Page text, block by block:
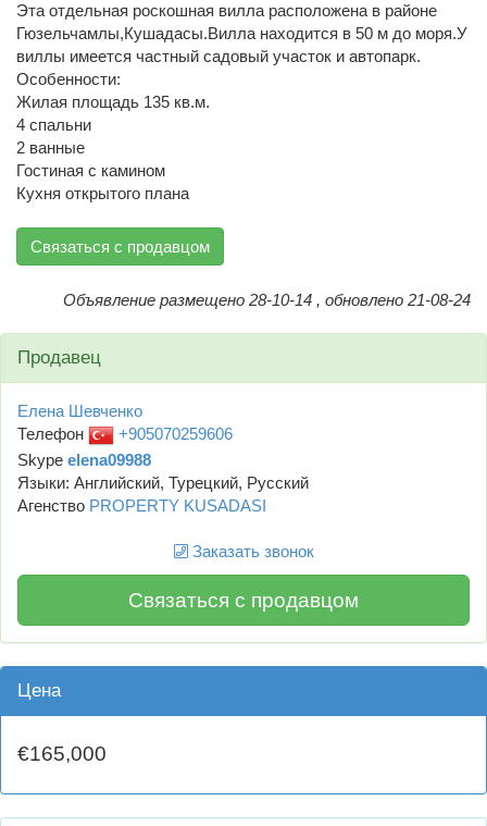
Эта отдельная роскошная вилла расположена в районе
Гюзельчамлы,Кушадасы.Вилла находится в 50 м до моря.У
виллы имеется частный садовый участок и автопарк.
Особенности:
Жилая площадь 135 кв.м.
4 спальни
2 ванные
Гостиная с камином
Кухня открытого плана
Связаться с продавцом
Объявление размещено 28-10-14 , обновлено 21-08-24
Продавец
Елена Шевченко
Телефон
+905070259606
Skype elena09988
Языки: Английский, Турецкий, Русский
Агенство PROPERTY KUSADASI
Заказать звонок
Связаться с продавцом
Цена
€165,000